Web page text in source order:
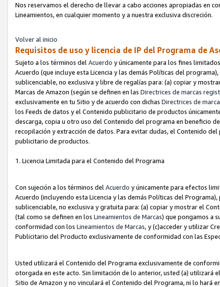
Nos reservamos el derecho de llevar a cabo acciones apropiadas en
Lineamientos, en cualquier momento y a nuestra exclusiva discreción.
Volver al inicio
Requisitos de uso y licencia de IP del Programa de
Sujeto a los términos del Acuerdo y únicamente para los fines
Acuerdo (que incluye esta Licencia y las demás Políticas del
sublicenciable, no exclusiva y libre de regalías para: (a) copiar y
Marcas de Amazon (según se definen en las Directrices de marcas
exclusivamente en tu Sitio y de acuerdo con dichas Directrices de
los Feeds de datos y el Contenido publicitario de productos
descarga, copia u otro uso del Contenido del programa en beneficio
recopilación y extracción de datos. Para evitar dudas, el Contenido
publicitario de productos.
1. Licencia Limitada para el Contenido del Programa
Con sujeción a los términos del Acuerdo y únicamente para efectos
Acuerdo (incluyendo esta Licencia y las demás Políticas del
sublicenciable, no exclusiva y gratuita para: (a) copiar y mostrar el
(tal como se definen en los Lineamientos de Marcas) que pongamos a
conformidad con los Lineamientos de Marcas, y (c)acceder y utilizar
Publicitario del Producto exclusivamente de conformidad con las
Usted utilizará el Contenido del Programa exclusivamente de
otorgada en este acto. Sin limitación de lo anterior, usted (a) utilizará
Sitio de Amazon y no vinculará el Contenido del Programa, ni lo hará